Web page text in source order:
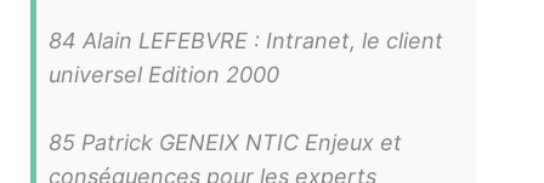
84 Alain LEFEBVRE : Intranet, le client
universel Edition 2000
85 Patrick GENEIX NTIC Enjeux et
conséquences pour les experts